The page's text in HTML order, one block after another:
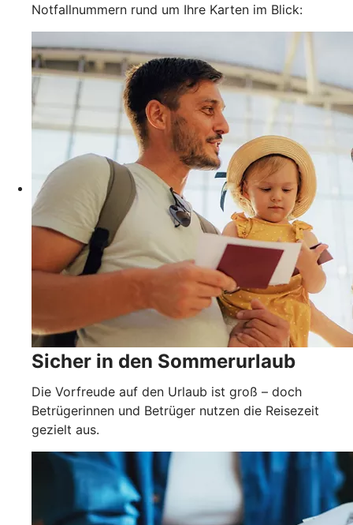
Notfallnummern rund um Ihre Karten im Blick:
Sicher in den Sommerurlaub
Die Vorfreude auf den Urlaub ist groß – doch
Betrügerinnen und Betrüger nutzen die Reisezeit
gezielt aus.